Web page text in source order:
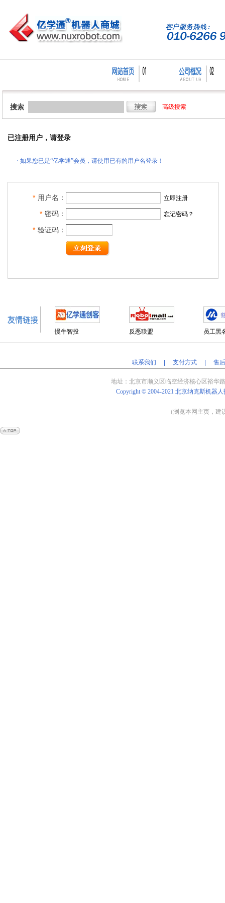
搜索 高级搜索
已注册用户，请登录
· 如果您已是“亿学通”会员，请使用已有的用户名登录！
* 用户名： 立即注册
* 密码： 忘记密码？
* 验证码：
慢牛智投 反恶联盟 员工黑
联系我们 |支付方式 |售
地址：北京市顺义区临空经济核心区裕华
Copyright © 2004-2021北京纳克斯机器
（浏览本网主页，